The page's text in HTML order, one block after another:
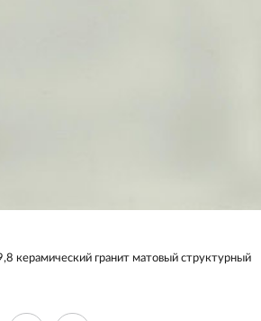
керамический гранит матовый структурный